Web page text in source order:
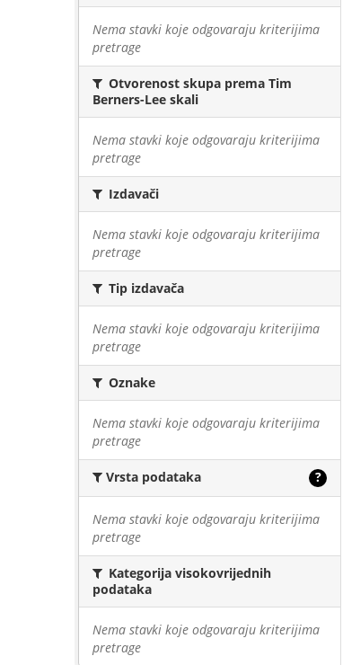
Nema stavki koje odgovaraju kriterijima
pretrage
Otvorenost skupa prema Tim
Berners-Lee skali
Nema stavki koje odgovaraju kriterijima
pretrage
Izdavači
Nema stavki koje odgovaraju kriterijima
pretrage
Tip izdavača
Nema stavki koje odgovaraju kriterijima
pretrage
Oznake
Nema stavki koje odgovaraju kriterijima
pretrage
Vrsta podataka ?
Nema stavki koje odgovaraju kriterijima
pretrage
Kategorija visokovrijednih
podataka
Nema stavki koje odgovaraju kriterijima
pretrage